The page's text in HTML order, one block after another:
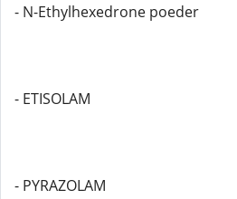
- N-Ethylhexedrone poeder
- ETISOLAM
- PYRAZOLAM